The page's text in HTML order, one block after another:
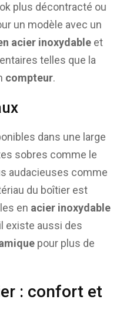
plus décontracté ou
un modèle avec un
acier inoxydable et
telles que la
compteur.
dans une large
sobres comme le
audacieuses comme
du boîtier est
en acier inoxydable
existe aussi des
pour plus de
: confort et